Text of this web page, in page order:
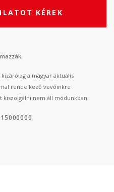
KÉREK
a magyar aktuális
rendelkező vevőinkre
kiszolgálni nem áll módunkban.